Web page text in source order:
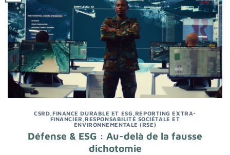
CSRD FINANCE DURABLE ET ESG REPORTING EXTRA-
FINANCIER ,RESPONSABILITÉ SOCIÉTALE ET
ENVIRONNEMENTALE (RSE)
Défense & ESG : Au-delà de la fausse
dichotomie